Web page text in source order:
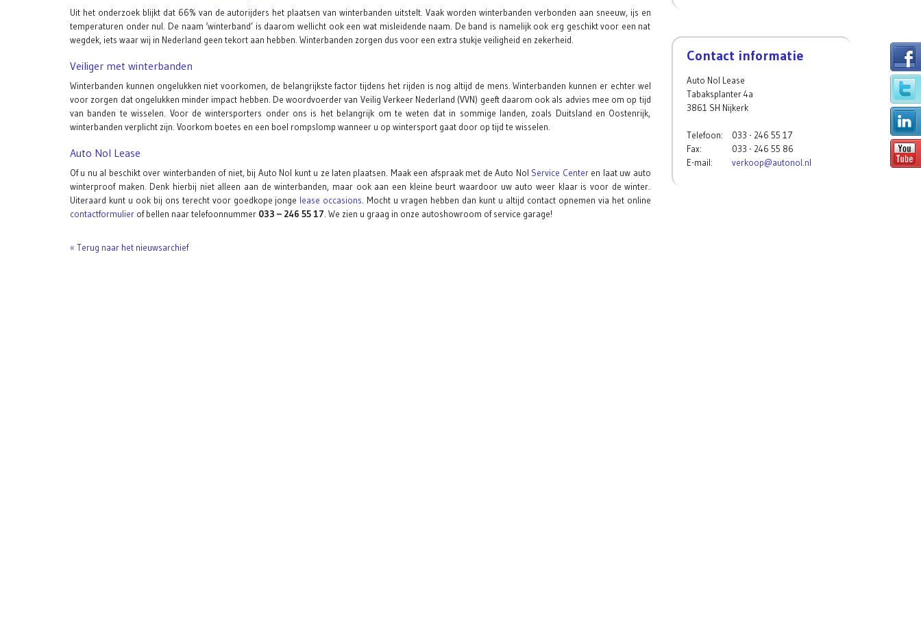
Uit het onderzoek blijkt dat 66% van de autorijders het plaatsen van winterbanden uitstelt. Vaak worden winterbanden verbonden aan sneeuw, ijs en
temperaturen onder nul. De naam ‘winterband’ is daarom wellicht ook een wat misleidende naam. De band is namelijk ook erg geschikt voor een nat
wegdek, iets waar wij in Nederland geen tekort aan hebben. Winterbanden zorgen dus voor een extra stukje veiligheid en zekerheid.
Veiliger met winterbanden
Winterbanden kunnen ongelukken niet voorkomen, de belangrijkste factor tijdens het rijden is nog altijd de mens. Winterbanden kunnen er echter wel
voor zorgen dat ongelukken minder impact hebben. De woordvoerder van Veilig Verkeer Nederland (VVN) geeft daarom ook als advies mee om op tijd
van banden te wisselen. Voor de wintersporters onder ons is het belangrijk om te weten dat in sommige landen, zoals Duitsland en Oostenrijk,
winterbanden verplicht zijn. Voorkom boetes en een boel rompslomp wanneer u op wintersport gaat door op tijd te wisselen.
Auto Nol Lease
Of u nu al beschikt over winterbanden of niet, bij Auto Nol kunt u ze laten plaatsen. Maak een afspraak met de Auto Nol Service Centeren laat uw auto
winterproof maken. Denk hierbij niet alleen aan de winterbanden, maar ook aan een kleine beurt waardoor uw auto weer klaar is voor de winter.
Uiteraard kunt u ook bij ons terecht voor goedkope jonge lease occasions . Mocht u vragen hebben dan kunt u altijd contact opnemen via het online
contactformulier of bellen naar telefoonnummer 033 – 246 55 17 . We zien u graag in onze autoshowroom of service garage!
« Terug naar het nieuwsarchief
Contact informatie
Auto Nol Lease
Tabaksplanter 4a
3861 SH Nijkerk
Telefoon: 033 - 246 55 17
Fax:
033 - 246 55 86
E-mail:
verkoop@autonol.nl